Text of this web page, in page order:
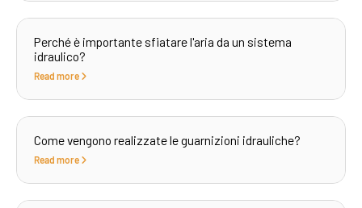
Perché è importante sfiatare l'aria da un sistema
idraulico?
Read more
Come vengono realizzate le guarnizioni idrauliche?
Read more